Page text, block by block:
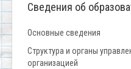
Сведения об
Основные сведения
Структура и органы
организацией